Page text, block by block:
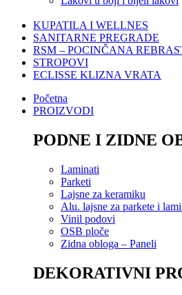
KUPATILA I WELLNES
SANITARNE PREGRADE
RSM – POCINČANA
STROPOVI
ECLISSE KLIZNA VRATA
Početna
PROIZVODI
PODNE I ZIDNE
Laminati
Parketi
Lajsne za keramiku
Alu. lajsne za parkete i
Vinil podovi
OSB ploče
Zidna obloga – Paneli
DEKORATIVNI